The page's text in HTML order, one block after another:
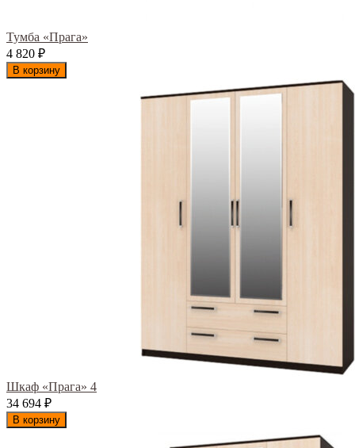
Тумба «Прага»
4 820 ₽
В корзину
Шкаф «Прага» 4
34 694 ₽
В корзину